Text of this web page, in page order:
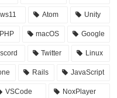
Atom Unity
PHP macOS Google
Twitter Linux
Rails JavaScript
VSCode NoxPlayer